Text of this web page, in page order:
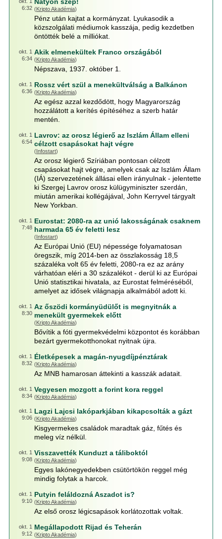
6:32 (Kripto Akadémia)
Pénz után kajtat a kormányzat. Lyukasodik a
közszolgálati médiumok kasszája, pedig kezdetben
öntötték belé a milliókat.
okt. 1
6:34
Akik elmenekültek Franco országából
(Kripto Akadémia)
Népszava, 1937. október 1.
okt. 1
6:36
Rossz vért szül a menekültválság a Balkánon
(Kripto Akadémia)
Az egész azzal kezdődött, hogy Magyarország
hozzálátott a kerítés építéséhez a szerb határ
mentén.
okt. 1
6:54
Lavrov: az orosz légierő az Iszlám Állam elleni
célzott csapásokat hajt végre
(Infostart)
Az orosz légierő Szíriában pontosan célzott
csapásokat hajt végre, amelyek csak az Iszlám Állam
(IÁ) szervezetének állásai ellen irányulnak - jelentette
ki Szergej Lavrov orosz külügyminiszter szerdán,
miután amerikai kollégájával, John Kerryvel tárgyalt
New Yorkban.
okt. 1
7:48
Eurostat: 2080-ra az unió lakosságának csaknem
harmada 65 év feletti lesz
(Infostart)
Az Európai Unió (EU) népessége folyamatosan
öregszik, míg 2014-ben az összlakosság 18,5
százaléka volt 65 év feletti, 2080-ra ez az arány
várhatóan eléri a 30 százalékot - derül ki az Európai
Unió statisztikai hivatala, az Eurostat felméréséből,
amelyet az idősek világnapja alkalmából adott ki.
okt. 1
8:30
Az őszödi kormányüdülőt is megnyitnák a
menekült gyermekek előtt
(Kripto Akadémia)
Bővítik a fóti gyermekvédelmi központot és korábban
bezárt gyermekotthonokat nyitnak újra.
okt. 1
8:32
Életképesek a magán-nyugdíjpénztárak
(Kripto Akadémia)
Az MNB hamarosan áttekinti a kasszák adatait.
okt. 1
8:34
Vegyesen mozgott a forint kora reggel
(Kripto Akadémia)
okt. 1
9:06
Lagzi Lajcsi lakóparkjában kikapcsolták a gázt
(Kripto Akadémia)
Kisgyermekes családok maradtak gáz, fűtés és
meleg víz nélkül.
okt. 1
9:08
Visszavették Kunduzt a táliboktól
(Kripto Akadémia)
Egyes lakónegyedekben csütörtökön reggel még
mindig folytak a harcok.
okt. 1
9:10
Putyin feláldozná Aszadot is?
(Kripto Akadémia)
Az első orosz légicsapások korlátozottak voltak.
okt. 1
9:12
Megállapodott Rijad és Teherán
(Kripto Akadémia)